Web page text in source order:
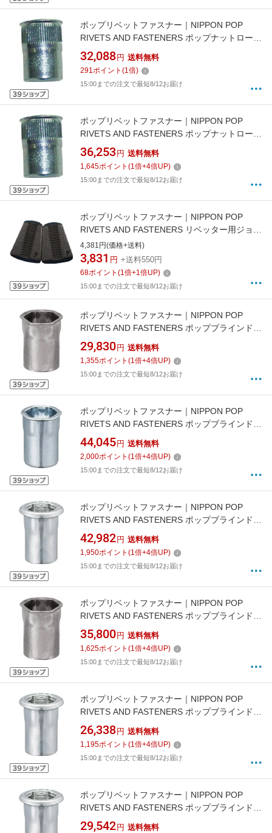
ポップリベットファスナー｜NIPPON POP
RIVETS AND FASTENERS ポップナットローレ
ットタイプスモールフランジ（M4）1000個入
り SFH435SFRLT
32,088 円 送料無料
291ポイント (1倍)
15:00までの注文で最短8/12お届け
ポップリベットファスナー｜NIPPON POP
RIVETS AND FASTENERS ポップナットローレ
ットタイプスモールフランジ（M5）1000個入
り SFH535SFRLT
36,253 円 送料無料
1,645ポイント (1倍+4倍UP)
15:00までの注文で最短8/12お届け
ポップリベットファスナー｜NIPPON POP
RIVETS AND FASTENERS リベッター用ジョー
一組（2枚） PRG54046BJAW
4,381円(価格+送料)
3,831 円 +送料550円
68ポイント (1倍+1倍UP)
15:00までの注文で最短8/12お届け
ポップリベットファスナー｜NIPPON POP
RIVETS AND FASTENERS ポップブラインドナ
ットヘキサスモールフランジ（M5）1000個入
り SFH525SFHEX
29,830 円 送料無料
1,355ポイント (1倍+4倍UP)
15:00までの注文で最短8/12お届け
ポップリベットファスナー｜NIPPON POP
RIVETS AND FASTENERS ポップブラインドナ
ットヘキサスモールフランジ（M6）1000個入
り SFH640SFHEX
44,045 円 送料無料
2,000ポイント (1倍+4倍UP)
15:00までの注文で最短8/12お届け
ポップリベットファスナー｜NIPPON POP
RIVETS AND FASTENERS ポップブラインドナ
ットヘキサタイプ平頭（M6）1000個入り
SPH625HEX
42,982 円 送料無料
1,950ポイント (1倍+4倍UP)
15:00までの注文で最短8/12お届け
ポップリベットファスナー｜NIPPON POP
RIVETS AND FASTENERS ポップブラインドナ
ットヘキサスモールフランジ（M5）1000個入
り SFH515SFHEX
35,800 円 送料無料
1,625ポイント (1倍+4倍UP)
15:00までの注文で最短8/12お届け
ポップリベットファスナー｜NIPPON POP
RIVETS AND FASTENERS ポップブラインドナ
ットヘキサタイプ平頭（M4）1000個入り
SPH425HEX
26,338 円 送料無料
1,195ポイント (1倍+4倍UP)
15:00までの注文で最短8/12お届け
ポップリベットファスナー｜NIPPON POP
RIVETS AND FASTENERS ポップブラインドナ
ットヘキサタイプ平頭（M5）1000個入り
29,542 円 送料無料